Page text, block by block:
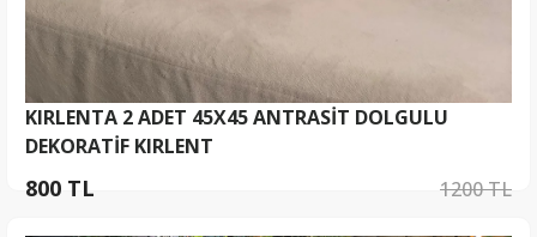
KIRLENTA 2 ADET 45X45 ANTRASİT DOLGULU
DEKORATİF KIRLENT
1200 TL
800 TL